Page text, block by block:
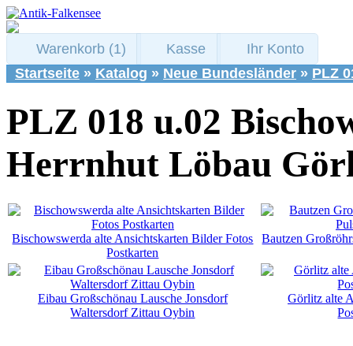
Warenkorb (1) Kasse
Ihr Konto
Startseite » Katalog » Neue Bundesländer » PLZ
PLZ 018 u.02
Herrnhut Löbau
Bischowswerda alte Ansichtskarten Bilder Fotos
Postkarten
Bautzen
Eibau Großschönau Lausche Jonsdorf
Waltersdorf Zittau Oybin
Görlitz alte